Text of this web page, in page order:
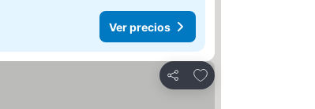
Ver precios
Compartir
Añadir a favoritos